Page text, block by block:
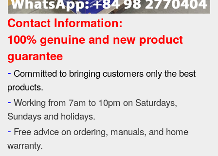
Contact Information:
100% genuine and new product
guarantee
- Committed to bringing customers only the best
products.
- Working from 7am to 10pm on Saturdays,
Sundays and holidays.
- Free advice on ordering, manuals, and home
warranty.